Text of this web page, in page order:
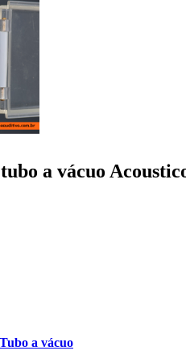
a vácuo
a vácuo